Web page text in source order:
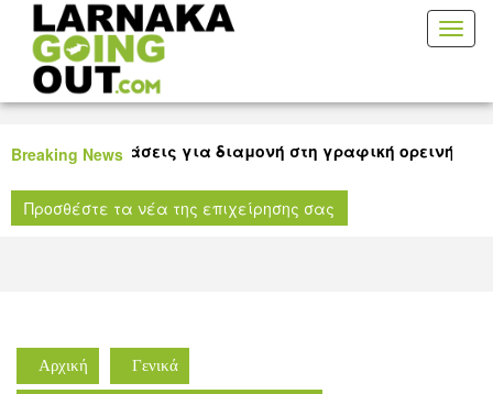
Breaking News
προτάσεις για διαμονή στη γραφική ορεινή
για όλους τους μικρούς μας φίλους στη Δημοτική
Λάρνακας!
Προσθέστε τα νέα της επιχείρησης σας
Αρχική Γενικά